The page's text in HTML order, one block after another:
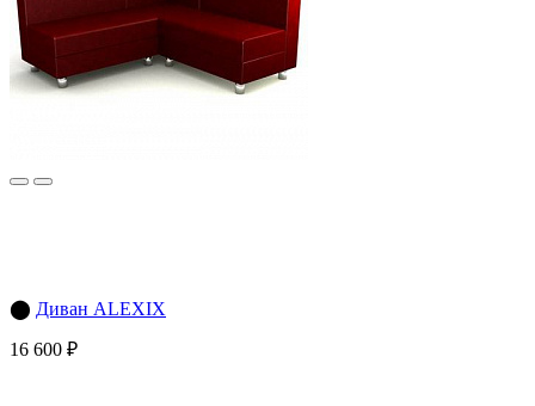
⬤ Диван ALEXIX
16 600 ₽